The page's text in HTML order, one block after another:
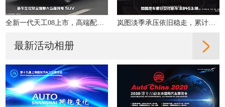
岚图淡季承压依旧稳走，累计交付同比增31%
最新活动相册